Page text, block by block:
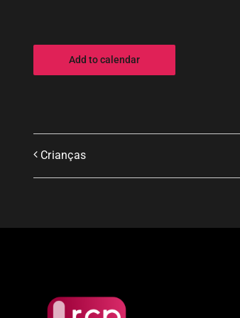
Add to calendar
Crianças